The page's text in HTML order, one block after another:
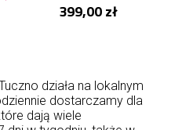
399,00 zł
działa na lokalnym
dostarczamy dla
dają wiele